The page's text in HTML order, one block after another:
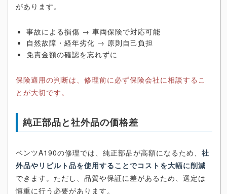
があります。
事故による損傷 → 車両保険で対応可能
自然故障・経年劣化 → 原則自己負担
免責金額の確認を忘れずに
保険適用の判断は、修理前に必ず保険会社に相談するこ
とが大切です。
純正部品と社外品の価格差
ベンツA190の修理では、純正部品が高額になるため、 社
外品やリビルト品を使用することでコストを大幅に削減
できます。ただし、品質や保証に差があるため、選定は
慎重に行う必要があります。